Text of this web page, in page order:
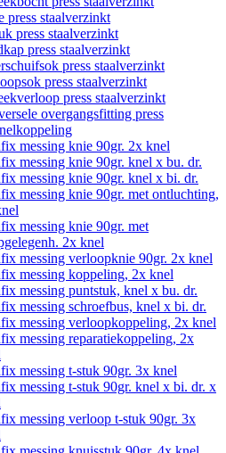
press staalverzinkt
press staalverzinkt
press staalverzinkt
press staalverzinkt
press staalverzinkt
press staalverzinkt
overgangsfitting press
messing knie 90gr. 2x knel
messing knie 90gr. knel x bu. dr.
messing knie 90gr. knel x bi. dr.
messing knie 90gr. met ontluchting,
messing knie 90gr. met
2x knel
messing verloopknie 90gr. 2x knel
messing koppeling, 2x knel
messing puntstuk, knel x bu. dr.
messing schroefbus, knel x bi. dr.
messing verloopkoppeling, 2x knel
messing reparatiekoppeling, 2x
messing t-stuk 90gr. 3x knel
messing t-stuk 90gr. knel x bi. dr. x
messing verloop t-stuk 90gr. 3x